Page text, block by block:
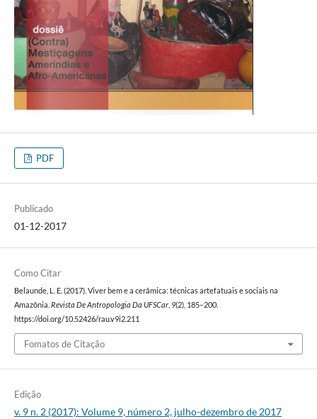
PDF
Publicado
01-12-2017
Como Citar
Belaunde, L. E. (2017). Viver bem e a cerâmica: técnicas artefatuais e sociais na
Amazônia. Revista De Antropologia Da UFSCar, 9(2), 185–200.
https://doi.org/10.52426/rau.v9i2.211
Fomatos de Citação
Edição
v. 9 n. 2 (2017): Volume 9, número 2, julho-dezembro de 2017